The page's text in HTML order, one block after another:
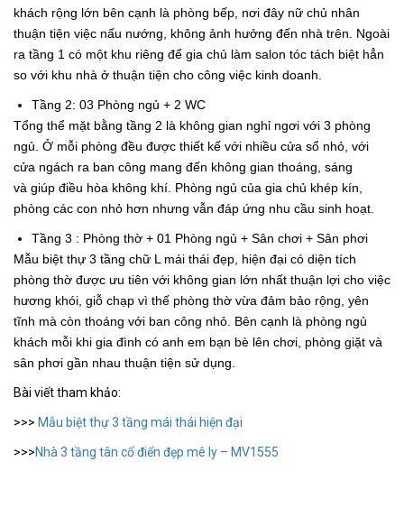
khách rộng lớn bên cạnh là phòng bếp, nơi đây nữ chủ nhân
thuận tiện việc nấu nướng, không ảnh hưởng đến nhà trên. Ngoài
ra tầng 1 có một khu riêng để gia chủ làm salon tóc tách biệt hẳn
so với khu nhà ở thuận tiện cho công việc kinh doanh.
Tầng 2: 03 Phòng ngủ + 2 WC
Tổng thể mặt bằng tầng 2 là không gian nghỉ ngơi với 3 phòng
ngủ. Ở mỗi phòng đều được thiết kế với nhiều cửa sổ nhỏ, với
cửa ngách ra ban công mang đến không gian thoáng, sáng
và giúp điều hòa không khí. Phòng ngủ của gia chủ khép kín,
phòng các con nhỏ hơn nhưng vẫn đáp ứng nhu cầu sinh hoạt.
Tầng 3 : Phòng thờ + 01 Phòng ngủ + Sân chơi + Sân phơi
Mẫu biệt thự 3 tầng chữ L mái thái đẹp, hiện đại có diện tích
phòng thờ được ưu tiên với không gian lớn nhất thuận lợi cho việc
hương khói, giỗ chạp vì thế phòng thờ vừa đảm bảo rộng, yên
tĩnh mà còn thoáng với ban công nhỏ. Bên cạnh là phòng ngủ
khách mỗi khi gia đình có anh em bạn bè lên chơi, phòng giặt và
sân phơi gần nhau thuận tiện sử dụng.
Bài viết tham khảo:
>>> Mẫu biệt thự 3 tầng mái thái hiện đại
>>>Nhà 3 tầng tân cổ điển đẹp mê ly – MV1555